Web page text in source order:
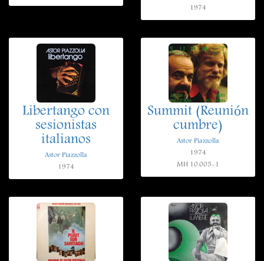
1974
Libertango con
sesionistas
italianos
Astor Piazzolla
1974
Summit (Reunión
cumbre)
Astor Piazzolla
1974
MH 10.005-1